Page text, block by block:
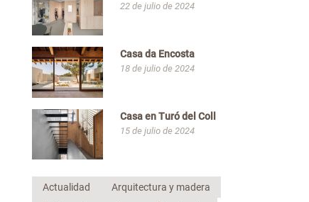
22 de julio de 2024
Casa da Encosta
18 de julio de 2024
Casa en Turó del Coll
15 de julio de 2024
Actualidad
Arquitectura y madera